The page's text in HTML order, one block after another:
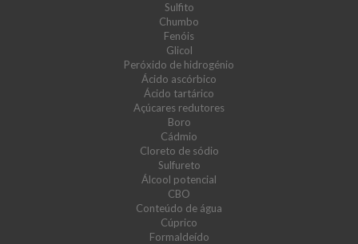
Sulfito
Chumbo
Fenóis
Glicol
Peróxido de hidrogénio
Ácido ascórbico
Ácido tartárico
Açúcares redutores
Boro
Cádmio
Cloreto de sódio
Sulfureto
Álcool potencial
CBO
Conteúdo de água
Cúprico
Formaldeído